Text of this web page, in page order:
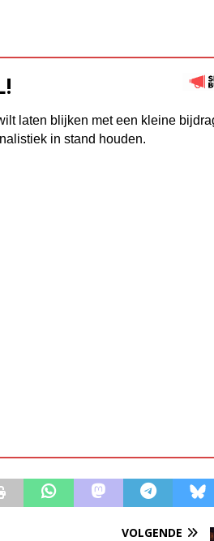
laten blijken met een kleine
in stand houden.
VOLGENDE